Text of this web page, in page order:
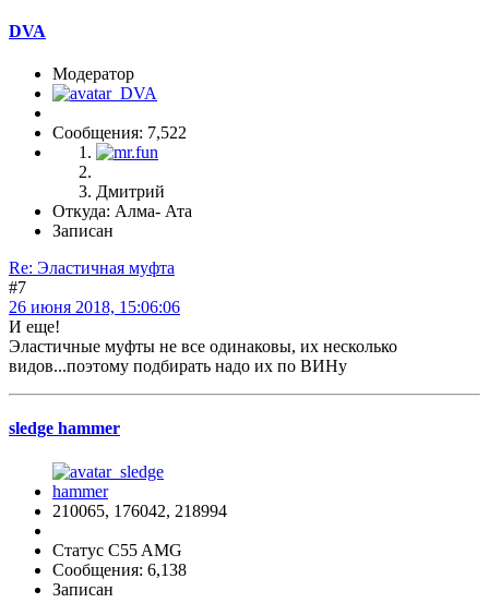
DVA
Модератор
Сообщения: 7,522
Дмитрий
Откуда: Алма- Ата
Записан
Re: Эластичная муфта
#7
26 июня 2018, 15:06:06
И еще!
Эластичные муфты не все одинаковы, их несколько
видов...поэтому подбирать надо их по ВИНу
sledge hammer
210065, 176042, 218994
Статус C55 AMG
Сообщения: 6,138
Записан